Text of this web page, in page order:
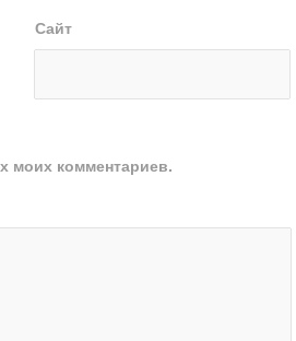
Сайт
моих комментариев.